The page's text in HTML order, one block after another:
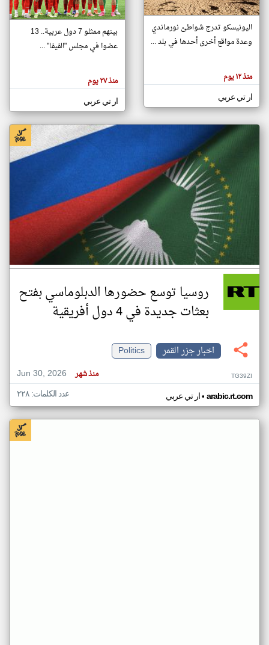
تغيير الدولة
اخبار جزر القمر على مدار الساعة
أهم اخبار جزر القمر العاجلة والمباشرة
هنا عن
وجهة
كاتبيها.
اليونيسكو تدرج شواطئ نورماندي
وعدة مواقع أخرى أحدها في بلد ...
منذ ١٢ يوم
ار تي عربي
بينهم ممثلو 7 دول عربية.. 13
عضوا في مجلس "الفيفا" ...
منذ ٢٧ يوم
ار تي عربي
روسيا توسع حضورها الدبلوماسي بفتح
بعثات جديدة في 4 دول أفريقية
اخبار جزر القمر
Politics
Jun 30, 2026
منذ شهر TG39ZI
ار تي عربي• arabic.rt.com عدد الكلمات: ٢٢٨
klyoum.com